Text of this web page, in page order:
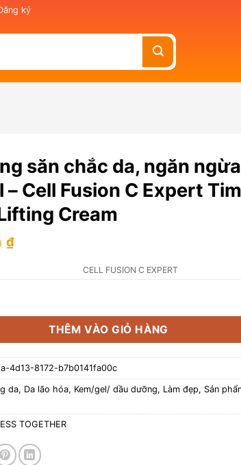
ký
săn chắc da, ngăn
Cell Fusion C Expert
Cream
₫
CELL FUSION C EXPERT
da, ngăn ngừa lão hóa 50ml - Cell Fusion C
THÊM VÀO GIỎ HÀNG
4d13-8172-b7b0141fa00c
da, Da lão hóa, Kem/gel/ dầu dưỡng, Làm đẹp, Sản
TOGETHER